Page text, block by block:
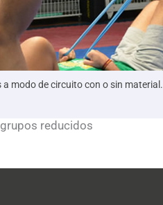
modo de circuito con o sin material.
reducidos